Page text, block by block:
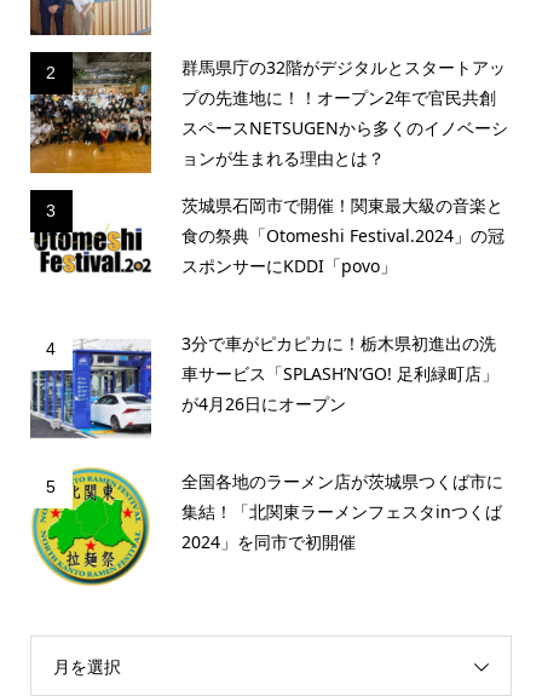
2
群馬県庁の32階がデジタルとスタートアッ
プの先進地に！！オープン2年で官民共創
スペースNETSUGENから多くのイノベーシ
ョンが生まれる理由とは？
3
茨城県石岡市で開催！関東最大級の音楽と
食の祭典「Otomeshi Festival.2024」の冠
スポンサーにKDDI「povo」
4
3分で車がピカピカに！栃木県初進出の洗
車サービス「SPLASH’N’GO! 足利緑町店」
が4月26日にオープン
5
全国各地のラーメン店が茨城県つくば市に
集結！「北関東ラーメンフェスタinつくば
2024」を同市で初開催
月を選択